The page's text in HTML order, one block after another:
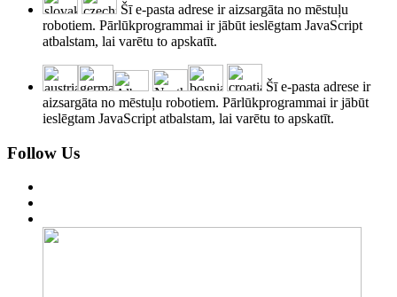
Šī e-pasta adrese ir aizsargāta no mēstuļu
robotiem. Pārlūkprogrammai ir jābūt ieslēgtam JavaScript
atbalstam, lai varētu to apskatīt.
Šī e-pasta adrese ir
aizsargāta no mēstuļu robotiem. Pārlūkprogrammai ir jābūt
ieslēgtam JavaScript atbalstam, lai varētu to apskatīt.
Follow Us